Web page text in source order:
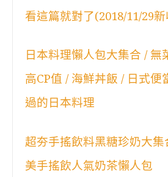
看這篇就對了(2018/11/29
日本料理懶人包大集合 / 無
高CP值 / 海鮮丼飯 / 日式便
過的日本料理
超夯手搖飲料黑糖珍奶大集
美手搖飲人氣奶茶懶人包